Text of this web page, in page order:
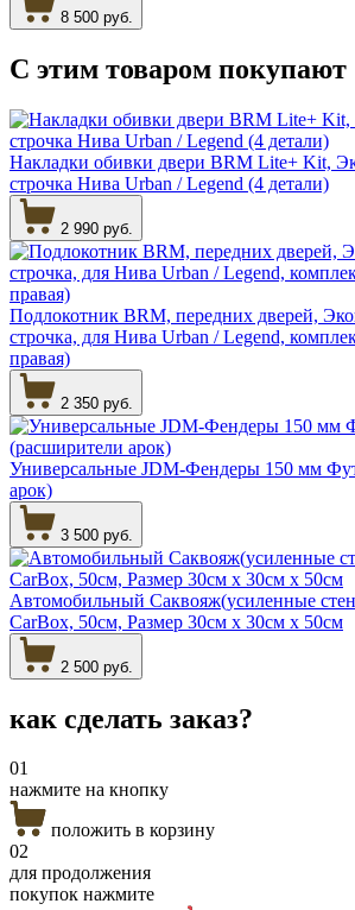
8 500 руб.
С этим товаром покупают
Накладки обивки двери BRM Lite+ Kit,
строчка Нива Urban / Legend (4 детали)
2 990 руб.
Подлокотник BRM, передних дверей,
строчка, для Нива Urban / Legend,
правая)
2 350 руб.
Универсальные JDM-Фендеры 150 мм
арок)
3 500 руб.
Автомобильный Саквояж(усиленные
CarBox, 50см, Размер 30см х 30см х 50см
2 500 руб.
как сделать заказ?
01
нажмите на кнопку
положить в корзину
02
для продолжения
покупок нажмите